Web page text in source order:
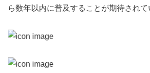
ら数年以内に普及することが期待されて